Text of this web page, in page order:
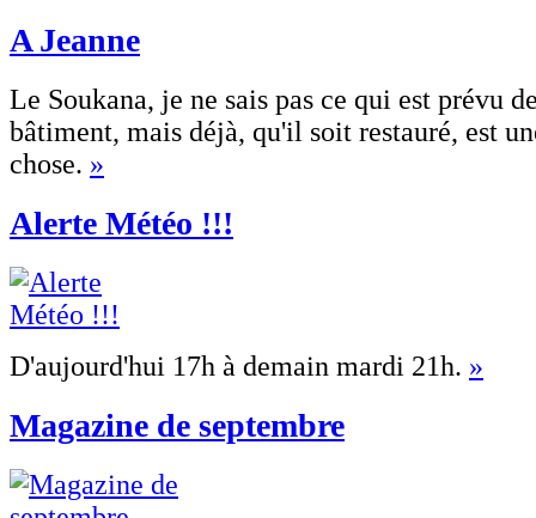
A Jeanne
Le Soukana, je ne sais pas ce qui est prévu
bâtiment, mais déjà, qu'il soit restauré, est
chose. »
Alerte Météo !!!
D'aujourd'hui 17h à demain mardi 21h. »
Magazine de septembre